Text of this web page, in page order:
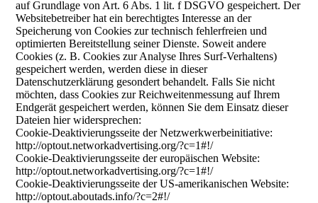
auf Grundlage von Art. 6 Abs. 1 lit. f DSGVO gespeichert. Der
Websitebetreiber hat ein berechtigtes Interesse an der
Speicherung von Cookies zur technisch fehlerfreien und
optimierten Bereitstellung seiner Dienste. Soweit andere
Cookies (z. B. Cookies zur Analyse Ihres Surf-Verhaltens)
gespeichert werden, werden diese in dieser
Datenschutzerklärung gesondert behandelt. Falls Sie nicht
möchten, dass Cookies zur Reichweitenmessung auf Ihrem
Endgerät gespeichert werden, können Sie dem Einsatz dieser
Dateien hier widersprechen:
Cookie-Deaktivierungsseite der Netzwerkwerbeinitiative:
http://optout.networkadvertising.org/?c=1#!/
Cookie-Deaktivierungsseite der europäischen Website:
http://optout.networkadvertising.org/?c=1#!/
Cookie-Deaktivierungsseite der US-amerikanischen Website:
http://optout.aboutads.info/?c=2#!/